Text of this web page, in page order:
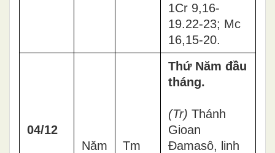
1Cr 9,16-
19.22-23; Mc
16,15-20.
04/12
Năm Tm
Thứ Năm đầu
tháng.
(Tr) Thánh
Gioan
Đamasô, linh